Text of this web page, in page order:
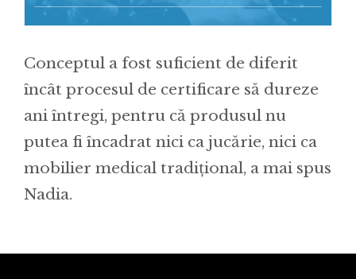
Conceptul a fost suficient de diferit
încât procesul de certificare să dureze
ani întregi, pentru că produsul nu
putea fi încadrat nici ca jucărie, nici ca
mobilier medical tradițional, a mai spus
Nadia.